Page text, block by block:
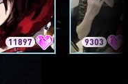
11897 9303